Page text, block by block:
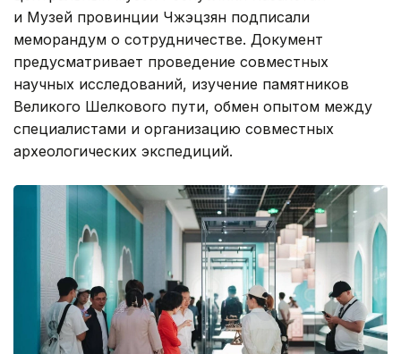
и Музей провинции Чжэцзян подписали
меморандум о сотрудничестве. Документ
предусматривает проведение совместных
научных исследований, изучение памятников
Великого Шелкового пути, обмен опытом между
специалистами и организацию совместных
археологических экспедиций.